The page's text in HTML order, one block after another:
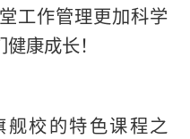
工作管理更加科学
康成长！
校的特色课程之